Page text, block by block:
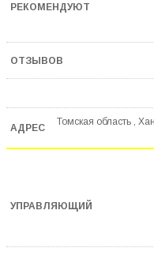
Томская область ,